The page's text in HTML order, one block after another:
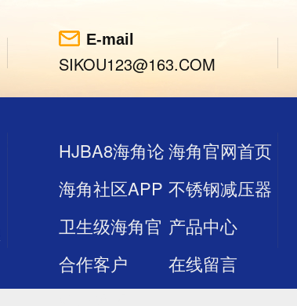
E-mail
SIKOU123@163.COM
HJBA8海角论
坛首页
海角官网首页
登录入口
海角社区APP
官网版
不锈钢减压器
卫生级海角官
网首页登录入
产品中心
合作客户
在线留言